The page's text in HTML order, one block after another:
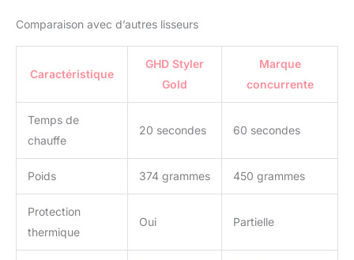
Comparaison avec d’autres lisseurs
Caractéristique
GHD Styler
Gold
Marque
concurrente
Temps de
chauffe
20 secondes 60 secondes
Poids 374 grammes 450 grammes
Protection
thermique
Oui Partielle